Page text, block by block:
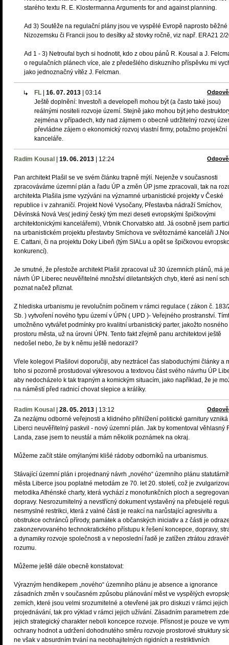
starého textu R. E. Klostermanna Arguments for and against planning.
Ad 3) Soutěže na regulační plány jsou ve vyspělé Evropě naprosto běžné
Nizozemsku či Francii jsou to desítky až stovky ročně, viz např. ERA21 2/
Ad 1 - 3) Netroufal bych si hodnotit, kdo z obou pánů R. Kousal a J.
o regulačních plánech více, ale z předešlého diskuzního příspěvku mi
jako jednoznačný vítěz J. Felcman.
FL 16. 07. 2013 03:14
Ještě doplnění: Investoři a developeři mohou být (a často také jsou)
reálnými nositeli rozvoje území. Stejně jako mohou být jeho
zejména v případech, kdy nad zájmem o obecně udržitelný rozvoj
převládne zájem o ekonomický rozvoj vlastní firmy, potažmo projekční
kanceláře.
Radim Kousal 19. 06. 2013 12:24
Pan architekt Plašil se ve svém článku trapně mýlí. Nejenže v současnosti
zpracováváme územní plán a řadu ÚP a změn ÚP jsme zpracovali, tak na
architekta Plašila jsme vyzýváni na významné urbanistické projekty v České
republice i v zahraničí. Projekt Nové Vysočany, Přestavba nádraží Smíchov,
Děvínská Nová Ves( jediný český tým mezi deseti evropskými špičkovými
architektonickými kancelářemi), Vrbnik Chorvatsko atd. Já osobně jsem
na urbanistickém projektu přestavby Smíchova ve světoznámé kanceláři
E. Cattani, či na projektu Doky Libeň (tým SIALu a opět se špičkovou
konkurencí).
Je smutné, že přestože architekt Plašil zpracoval už 30 územních plánů, má
návrh ÚP Liberec neuvěřitelné množství diletantských chyb, které asi není
poznat načež přiznat.
Z hlediska urbanismu je revolučním počinem v rámci regulace ( zákon č.
Sb. ) vytvoření nového typu území v ÚPN ( UPD )- Veřejného prostranství.
umožněno vytvářet podmínky pro kvalitní urbanistický parter, jakožto nosného
prostoru města, už na úrovni ÚPN. Tento fakt zřejmě panu architektovi ještě
nedošel nebo, že by k němu ještě nedorazil?
Vřele kolegovi Plašilovi doporučiji, aby neztrácel čas slaboduchými články a
toho si pozorně prostudoval výkresovou a textovou část svého návrhu ÚP
aby nedocházelo k tak trapným a komickým situacím, jako například, že je
na náměstí před radnicí chovat slepice a králíky.
Radim Kousal 28. 05. 2013 13:12
Za nezájmu odborné veřejnosti a klidného přihlížení politické garnitury vzniká
Liberci neuvěřitelný paskvil - nový územní plán. Jak by komentoval věhlasný
Landa, zase jsem to neustál a mám několik poznámek na okraj.
Můžeme začít stále omýlanými klišé rádoby odborníků na urbanismus.
Stávající územní plán i projednaný návrh „nového“ územního plánu
města Liberce jsou poplatné metodám ze 70. let 20. století, což je
metodika Athénské charty, která vychází z monofunkčních ploch a
dopravy. Nesrozumitelný a nevstřícný dokument vystavěný na přebujelé
nesmyslné restrikci, která z valné části je reakcí na narůstající agresivitu a
obstrukce ochránců přírody, památek a občanských iniciativ a z části je
zakonzervovaného technokratického přístupu k řešení koncepce, dopravy,
a dynamiky rozvoje společnosti a v neposlední řadě je zatížen ztrátou
rozumu.
Můžeme ještě dále obecně konstatovat:
Výrazným hendikepem „nového“ územního plánu je absence a ignorance
zásadních změn v současném způsobu plánování měst ve vyspělých
zemích, které jsou velmi srozumitelné a otevřené jak pro diskuzi v rámci jejich
projednávání, tak pro výklad v rámci jejich užívání. Zásadním parametrem
jejich strategický charakter neboli koncepce rozvoje. Přísnost je pouze ve
ochrany hodnot a udržení dohodnutého směru rozvoje prostorové struktury
ne však v absurdním trvání na neobhajitelných rigidních a restriktivních